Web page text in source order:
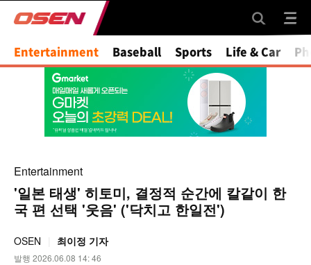
Mute
Entertainment Baseball Sports Life & Car
Entertainment
'일본 태생' 히토미, 결정적 순간에 칼같이 한
국 편 선택 '웃음' ('닥치고 한일전')
OSEN 최이정 기자
발행 2026.06.08 14: 46